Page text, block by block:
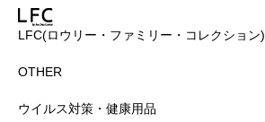
LFC(ロウリー・ファミリー・コレクション)
OTHER
ウイルス対策・健康用品